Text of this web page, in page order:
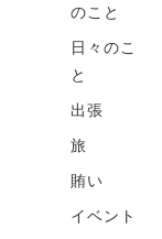
のこと
日々のこ
と
出張
旅
賄い
イベント